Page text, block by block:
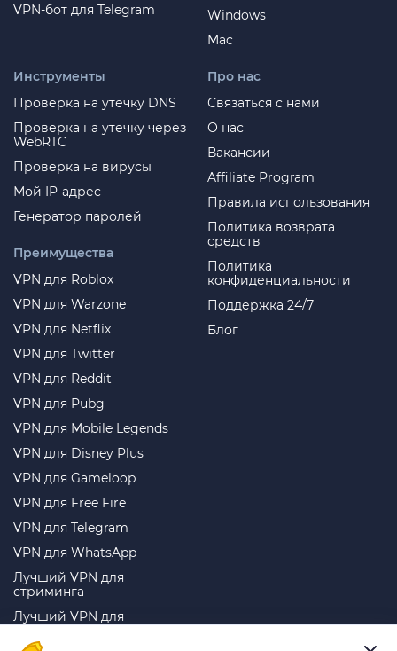
VPN-бот для Telegram
Windows
Mac
Про нас
Связаться с нами
О нас
Вакансии
Affiliate Program
Правила использования
Политика возврата
средств
Политика
конфиденциальности
Поддержка 24/7
Блог
Инструменты
Проверка на утечку DNS
Проверка на утечку через
WebRTC
Проверка на вирусы
Мой IP-адрес
Генератор паролей
Преимущества
VPN для Roblox
VPN для Warzone
VPN для Netflix
VPN для Twitter
VPN для Reddit
VPN для Pubg
VPN для Mobile Legends
VPN для Disney Plus
VPN для Gameloop
VPN для Free Fire
VPN для Telegram
VPN для WhatsApp
Лучший VPN для
стриминга
Лучший VPN для